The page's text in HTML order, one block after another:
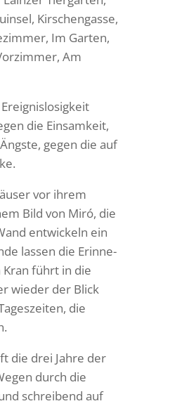
Kirschen­gasse,
Im Garten,
Am
die Einsam­keit,
gegen die auf
vor ihrem
Bild von Miró, die
entwi­ckeln ein
lassen die Erin­ne­
führt in die
wieder der Blick
die
die drei Jahre der
durch die
schrei­bend auf